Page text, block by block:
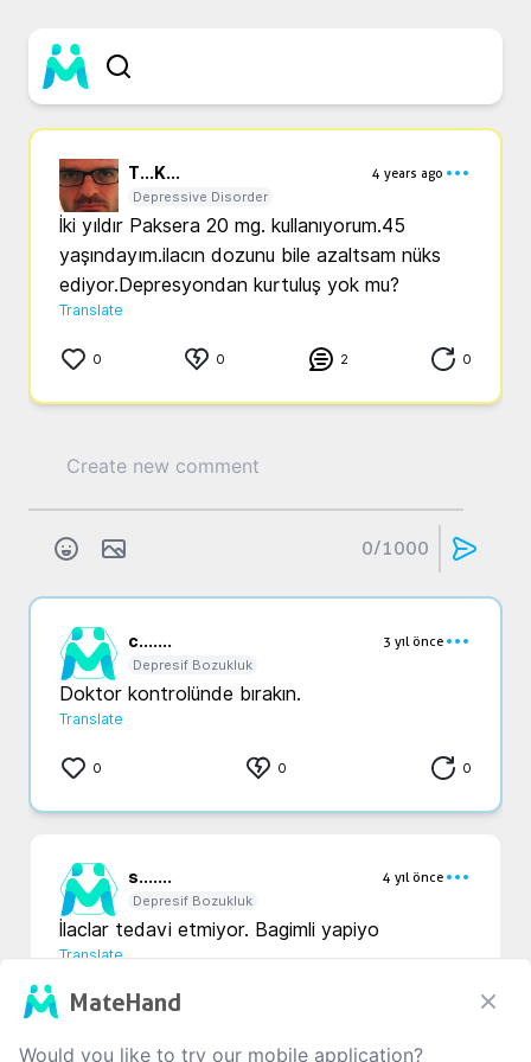
T...K...
4 years ago
Depressive Disorder
İki yıldır Paksera 20 mg. kullanıyorum.45
yaşındayım.ilacın dozunu bile azaltsam nüks
ediyor.Depresyondan kurtuluş yok mu?
Translate
0 0 2 0
0/1000
c.......
3 yıl önce
Depresif Bozukluk
Doktor kontrolünde bırakın.
Translate
0 0 0
s.......
4 yıl önce
Depresif Bozukluk
İlaclar tedavi etmiyor. Bagimli yapiyo
Translate
0
MateHand
Would you like to try our mobile application?